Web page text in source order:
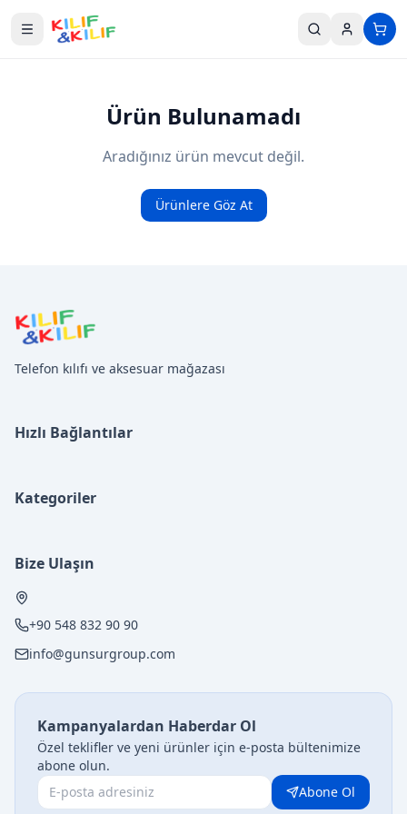
Ürün Bulunamadı
Aradığınız ürün mevcut değil.
Ürünlere Göz At
Telefon kılıfı ve aksesuar mağazası
Hızlı Bağlantılar
Kategoriler
Bize Ulaşın
+90 548 832 90 90
info@gunsurgroup.com
Kampanyalardan Haberdar Ol
Özel teklifler ve yeni ürünler için e-posta bültenimize
abone olun.
Abone Ol